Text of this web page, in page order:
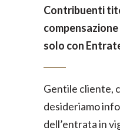
Contribuenti
solo con
Gentile cliente,
desideriamo
dell’entrata in